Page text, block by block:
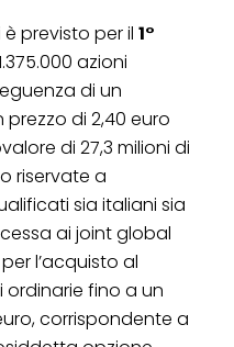
è previsto per il 1°
azioni
di un
di 2,40 euro
di 27,3 milioni di
riservate a
sia italiani sia
ai joint global
l’acquisto al
fino a un
corrispondente a